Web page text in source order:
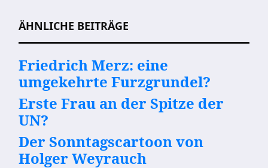
ÄHNLICHE BEITRÄGE
Friedrich Merz: eine
umgekehrte Furzgrundel?
Erste Frau an der Spitze der
UN?
Der Sonntagscartoon von
Holger Weyrauch